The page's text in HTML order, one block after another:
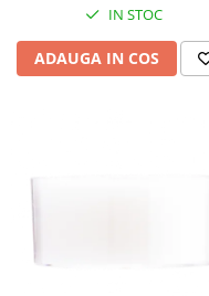
IN STOC
ADAUGA IN COS